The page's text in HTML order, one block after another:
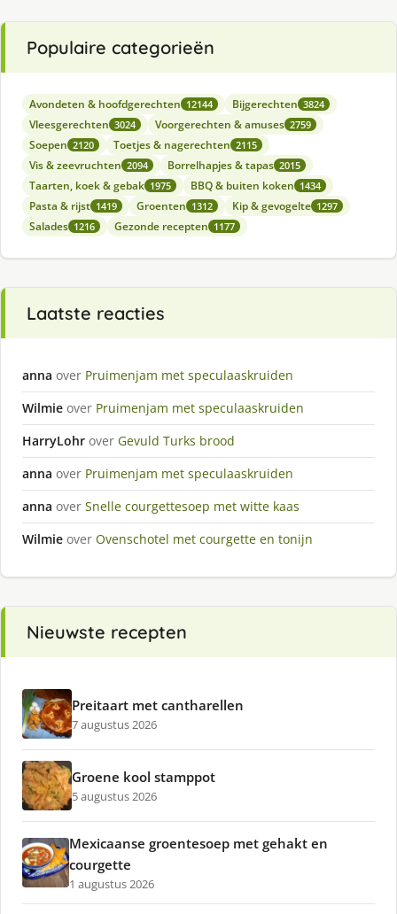
Populaire categorieën
Avondeten & hoofdgerechten 12144 Bijgerechten 3824
Vleesgerechten 3024 Voorgerechten & amuses 2759
Soepen 2120 Toetjes & nagerechten 2115
Vis & zeevruchten 2094 Borrelhapjes & tapas 2015
Taarten, koek & gebak 1975 BBQ & buiten koken 1434
Pasta & rijst 1419 Groenten 1312 Kip & gevogelte 1297
Salades 1216 Gezonde recepten 1177
Laatste reacties
anna over Pruimenjam met speculaaskruiden
Wilmie over Pruimenjam met speculaaskruiden
HarryLohr over Gevuld Turks brood
anna over Pruimenjam met speculaaskruiden
anna over Snelle courgettesoep met witte kaas
Wilmie over Ovenschotel met courgette en tonijn
Nieuwste recepten
Preitaart met cantharellen
7 augustus 2026
Groene kool stamppot
5 augustus 2026
Mexicaanse groentesoep met gehakt en
courgette
1 augustus 2026